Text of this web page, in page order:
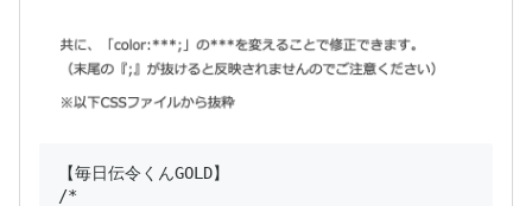
【毎日伝令くんGOLD】
/*